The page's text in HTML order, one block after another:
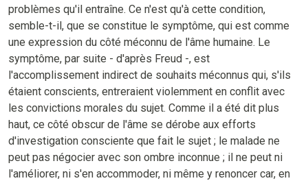
problèmes qu'il entraîne. Ce n'est qu'à cette condition,
semble-t-il, que se constitue le symptôme, qui est comme
une expression du côté méconnu de l'âme humaine. Le
symptôme, par suite - d'après Freud -, est
l'accomplissement indirect de souhaits méconnus qui, s'ils
étaient conscients, entreraient violemment en conflit avec
les convictions morales du sujet. Comme il a été dit plus
haut, ce côté obscur de l'âme se dérobe aux efforts
d'investigation consciente que fait le sujet ; le malade ne
peut pas négocier avec son ombre inconnue ; il ne peut ni
l'améliorer, ni s'en accommoder, ni même y renoncer car, en